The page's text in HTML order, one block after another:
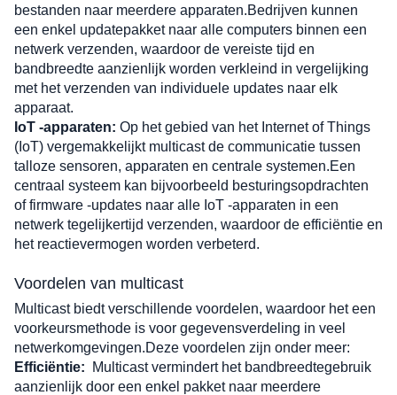
bestanden naar meerdere apparaten.Bedrijven kunnen
een enkel updatepakket naar alle computers binnen een
netwerk verzenden, waardoor de vereiste tijd en
bandbreedte aanzienlijk worden verkleind in vergelijking
met het verzenden van individuele updates naar elk
apparaat.
IoT -apparaten: Op het gebied van het Internet of Things
(IoT) vergemakkelijkt multicast de communicatie tussen
talloze sensoren, apparaten en centrale systemen.Een
centraal systeem kan bijvoorbeeld besturingsopdrachten
of firmware -updates naar alle IoT -apparaten in een
netwerk tegelijkertijd verzenden, waardoor de efficiëntie en
het reactievermogen worden verbeterd.
Voordelen van multicast
Multicast biedt verschillende voordelen, waardoor het een
voorkeursmethode is voor gegevensverdeling in veel
netwerkomgevingen.Deze voordelen zijn onder meer:
Efficiëntie:
Multicast vermindert het bandbreedtegebruik
aanzienlijk door een enkel pakket naar meerdere